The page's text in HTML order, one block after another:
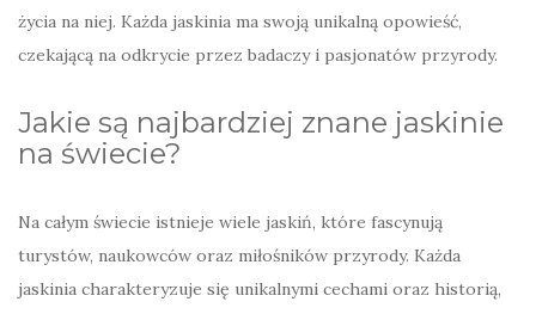
życia na niej. Każda jaskinia ma swoją unikalną opowieść,
czekającą na odkrycie przez badaczy i pasjonatów przyrody.
Jakie są najbardziej znane jaskinie
na świecie?
Na całym świecie istnieje wiele jaskiń, które fascynują
turystów, naukowców oraz miłośników przyrody. Każda
jaskinia charakteryzuje się unikalnymi cechami oraz historią,